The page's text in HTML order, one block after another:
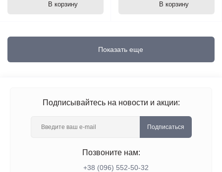
В корзину В корзину
Показать еще
Подписывайтесь на новости и акции:
Подписаться
Позвоните нам:
+38 (096) 552-50-32